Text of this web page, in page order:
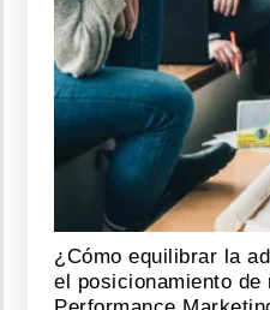
¿Cómo equilibrar la
el posicionamiento de